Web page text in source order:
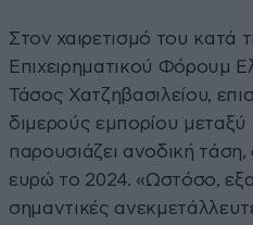
Στον χαιρετισμό του κατά
Επιχειρηματικού Φόρουμ
Τάσος Χατζηβασιλείου,
διμερούς εμπορίου
παρουσιάζει ανοδική
ευρώ το 2024. «Ωστόσο,
σημαντικές